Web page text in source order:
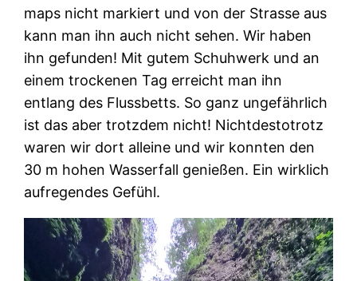
maps nicht markiert und von der Strasse aus
kann man ihn auch nicht sehen. Wir haben
ihn gefunden! Mit gutem Schuhwerk und an
einem trockenen Tag erreicht man ihn
entlang des Flussbetts. So ganz ungefährlich
ist das aber trotzdem nicht! Nichtdestotrotz
waren wir dort alleine und wir konnten den
30 m hohen Wasserfall genießen. Ein wirklich
aufregendes Gefühl.